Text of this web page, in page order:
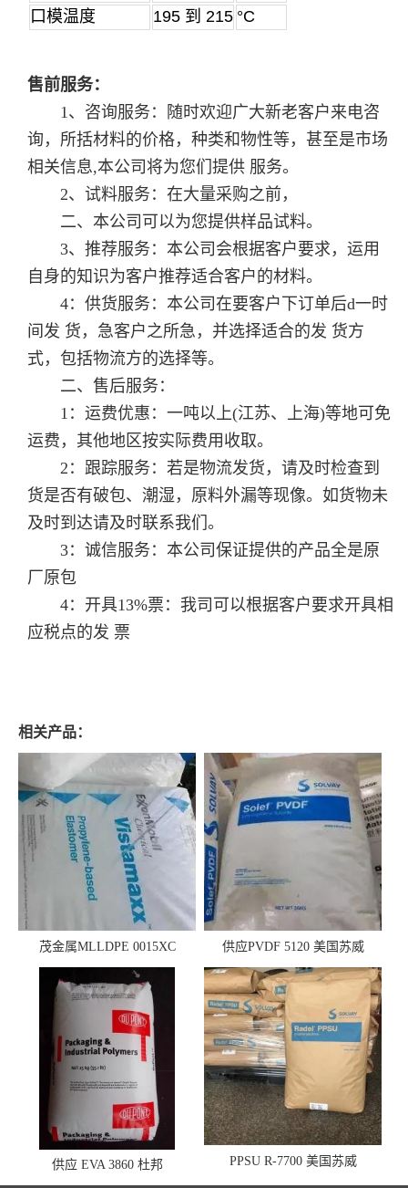
口模温度
195 到 215 °C
售前服务：
1、咨询服务：随时欢迎广大新老客户来电咨
询，所括材料的价格，种类和物性等，甚至是市场
相关信息,本公司将为您们提供 服务。
2、试料服务：在大量采购之前，
二、本公司可以为您提供样品试料。
3、推荐服务：本公司会根据客户要求，运用
自身的知识为客户推荐适合客户的材料。
4：供货服务：本公司在要客户下订单后d一时
间发 货，急客户之所急，并选择适合的发 货方
式，包括物流方的选择等。
二、售后服务：
1：运费优惠：一吨以上(江苏、上海)等地可免
运费，其他地区按实际费用收取。
2：跟踪服务：若是物流发货，请及时检查到
货是否有破包、潮湿，原料外漏等现像。如货物未
及时到达请及时联系我们。
3：诚信服务：本公司保证提供的产品全是原
厂原包
4：开具13%票：我司可以根据客户要求开具相
应税点的发 票
相关产品：
茂金属MLLDPE 0015XC
0019XC 现货
供应PVDF 5120 美国苏威
供应 EVA 3860 杜邦 PPSU R-7700 美国苏威